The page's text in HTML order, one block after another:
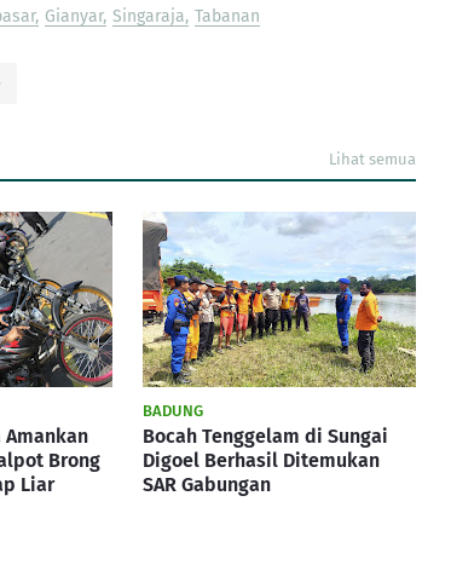
Gianyar Singaraja Tabanan
Lihat semua
Brong
Liar
BADUNG
Bocah Tenggelam di Sungai
Digoel Berhasil Ditemukan
SAR Gabungan